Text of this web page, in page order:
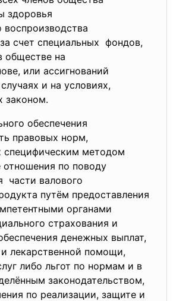
здоровья
воспроизводства
счет специальных фондов,
обществе на
или ассигнований
и на условиях,
законом.
обеспечения
правовых норм,
специфическим методом
по поводу
части валового
путём предоставления
органами
страхования и
денежных выплат,
лекарственной помощи,
либо льгот по нормам и в
законодательством,
по реализации, защите и